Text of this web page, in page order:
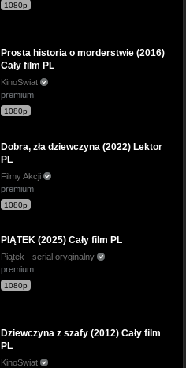
1080p
Prosta historia o morderstwie (2016)
Cały film PL
KinoSwiat
premium
1080p
Dobra, zła dziewczyna (2022) Lektor
PL
Filmy Akcji
premium
1080p
PIĄTEK (2025) Cały film PL
Piątek - serial oryginalny
premium
1080p
Dziewczyna z szafy (2012) Cały film
PL
KinoSwiat